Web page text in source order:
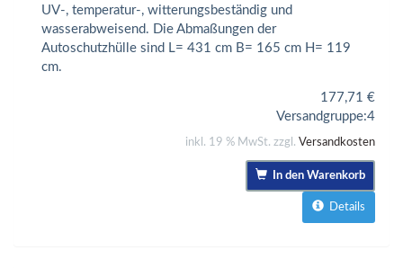
UV-, temperatur-, witterungsbeständig und
wasserabweisend. Die Abmaßungen der
Autoschutzhülle sind L= 431 cm B= 165 cm H= 119
cm.
177,71 €
Versandgruppe:4
inkl. 19 % MwSt. zzgl. Versandkosten
In den Warenkorb
Details